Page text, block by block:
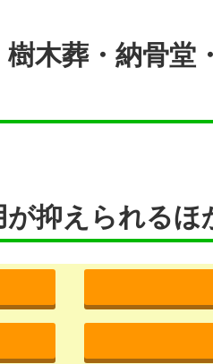
木葬・納骨堂
抑えられるほ